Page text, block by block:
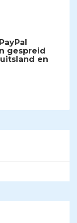
gespreid
en